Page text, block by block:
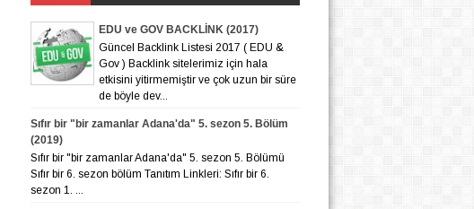
EDU ve GOV BACKLİNK (2017)
Güncel Backlink Listesi 2017 ( EDU &
Gov ) Backlink sitelerimiz için hala
etkisini yitirmemiştir ve çok uzun bir süre
de böyle dev...
Sıfır bir "bir zamanlar Adana'da" 5. sezon 5. Bölüm
(2019)
Sıfır bir "bir zamanlar Adana'da" 5. sezon 5. Bölümü
Sıfır bir 6. sezon bölüm Tanıtım Linkleri: Sıfır bir 6.
sezon 1. ...